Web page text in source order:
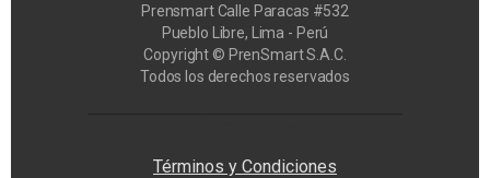
Prensmart Calle Paracas #532
Pueblo Libre, Lima - Perú
Copyright © PrenSmart S.A.C.
Todos los derechos reservados
Términos y Condiciones